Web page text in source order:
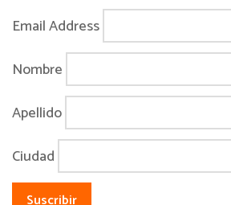
Email Address
Nombre
Apellido
Ciudad